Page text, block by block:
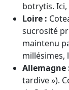
botrytis.
Loire :
sucrosité
maintenu
millésimes,
Allemagne
tardive »).